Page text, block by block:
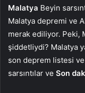
Malatya Beyin
Malatya depremi ve
merak ediliyor. Peki,
şiddetliydi? Malatya
son deprem listesi
sarsıntılar ve Son